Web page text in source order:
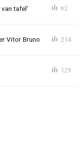
tafel' 62
Vitor Bruno 214
129